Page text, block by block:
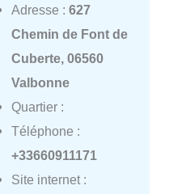
Adresse : 627
Chemin de Font de
Cuberte, 06560
Valbonne
Quartier :
Téléphone :
+33660911171
Site internet :